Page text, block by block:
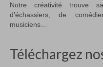
Notre créativité trouve
d’échassiers, de
musiciens…
Téléchargez